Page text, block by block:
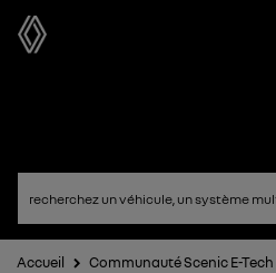
Accueil Communauté Scenic E-